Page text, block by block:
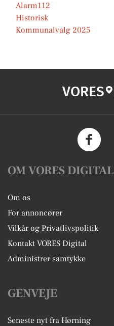
Alarm112
Historisk
Kommunalvalg 2025
VORES
OM VORES DIGITAL
Om os
For annoncører
Vilkår og Privatlivspolitik
Kontakt VORES Digital
Administrer samtykke
GENVEJE
Seneste nyt fra Hørning